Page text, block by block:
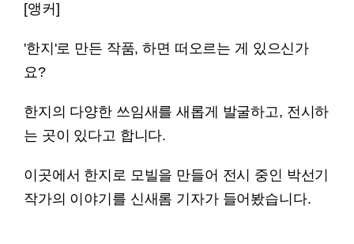
[앵커]
'한지'로 만든 작품, 하면 떠오르는 게 있으신가
요?
한지의 다양한 쓰임새를 새롭게 발굴하고, 전시하
는 곳이 있다고 합니다.
이곳에서 한지로 모빌을 만들어 전시 중인 박선기
작가의 이야기를 신새롬 기자가 들어봤습니다.